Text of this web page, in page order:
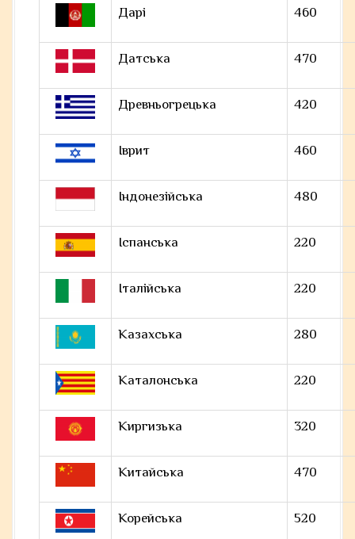
Дарі 460
Датська 470
Древньогрецька 420
Іврит 460
Індонезійська 480
Іспанська 220
Італійська 220
Казахська 280
Каталонська 220
Киргизька 320
Китайська 470
Корейська 520